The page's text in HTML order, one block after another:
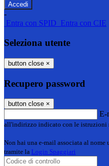
-
Entra con SPID Entra con CIE
Seleziona utente
button close ×
Recupero password
button close ×
E-
all'indirizzo indicato con le istruzioni
Non hai una e-mail associata al
tramite la Login Spaggiari